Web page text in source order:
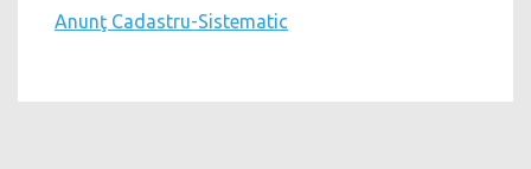
Anunţ Cadastru-Sistematic